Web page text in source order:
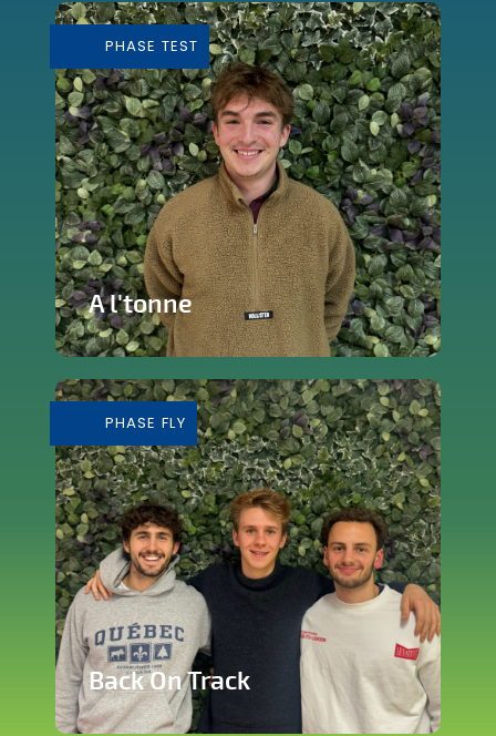
artistique
En savoir plus
PHASE TEST
A l'tonne
cœur de Silly
En savoir plus
PHASE FLY
Back On Track